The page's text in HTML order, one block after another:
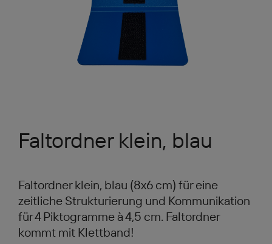
Faltordner klein, blau
Faltordner klein, blau (8x6 cm) für eine
zeitliche Strukturierung und Kommunikation
für 4 Piktogramme à 4,5 cm. Faltordner
kommt mit Klettband!